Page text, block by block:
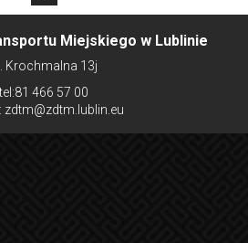
Miejskiego w Lublinie
Krochmalna 13j
tel:81 466 57 00
zdtm@zdtm.lublin.eu